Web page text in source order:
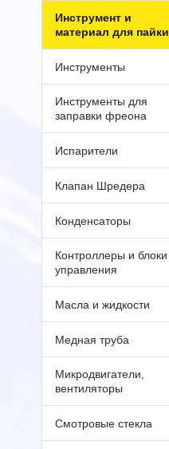
Инструмент и
материал для пайки
Инструменты
Инструменты для
заправки фреона
Испарители
Клапан Шредера
Конденсаторы
Контроллеры и блоки
управления
Масла и жидкости
Медная труба
Микродвигатели,
вентиляторы
Смотровые стекла